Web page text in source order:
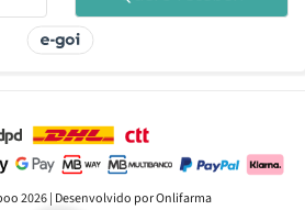
2026 | Desenvolvido por Onlifarma